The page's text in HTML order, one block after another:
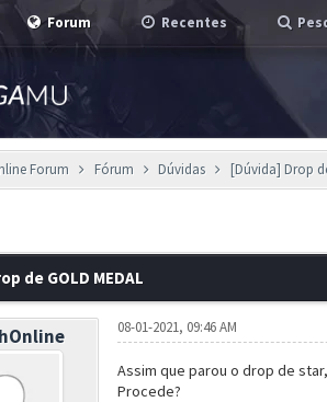
Forum Recentes
Forum Fórum Dúvidas [Dúvida] Drop
de GOLD MEDAL
08-01-2021, 09:46 AM
Assim que parou o drop de
Procede?